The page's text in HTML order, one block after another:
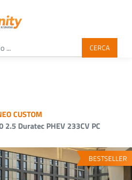
CERCA
CUSTOM
Duratec PHEV 233CV PC
BESTSELLER